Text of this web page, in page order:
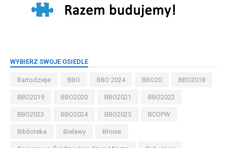
WYBIERZ SWOJE OSIEDLE
Bartodzieje BBO BBO 2024 BBO20 BBO2018
BBO2019 BBO2020 BBO2021 BBO2022
BBO2023 BBO2024 BBO2025 BCOPW
Biblioteka Bielawy Błonie